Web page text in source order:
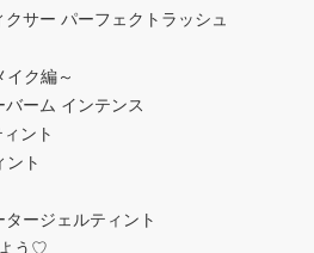
サー パーフェクトラッシュ
イク編～
ーム インテンス
ント
ト
ージェルティント
う♡